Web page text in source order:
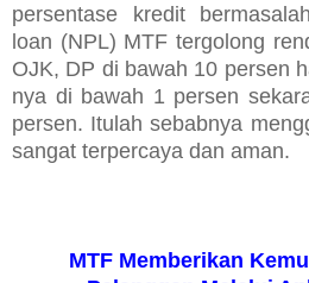
persentase kredit
loan (NPL) MTF tergolong
OJK, DP di bawah 10 persen
nya di bawah 1 persen
persen. Itulah sebabnya
sangat terpercaya dan aman.
MTF Memberikan